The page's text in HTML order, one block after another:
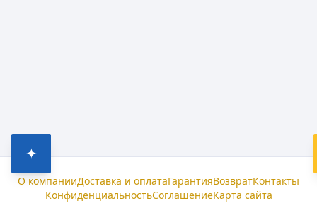
✦
О компанииДоставка и оплатаГарантияВозвратКонтакты
КонфиденциальностьСоглашениеКарта сайта